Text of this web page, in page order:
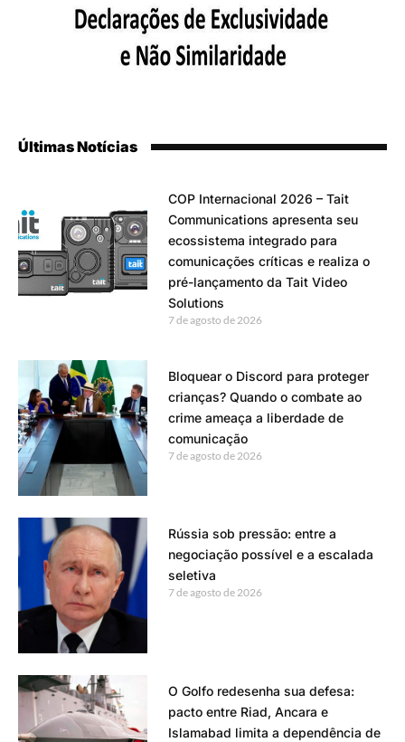
Últimas Notícias
COP Internacional 2026 – Tait
Communications apresenta seu
ecossistema integrado para
comunicações críticas e realiza o
pré-lançamento da Tait Video
Solutions
7 de agosto de 2026
Bloquear o Discord para proteger
crianças? Quando o combate ao
crime ameaça a liberdade de
comunicação
7 de agosto de 2026
Rússia sob pressão: entre a
negociação possível e a escalada
seletiva
7 de agosto de 2026
O Golfo redesenha sua defesa:
pacto entre Riad, Ancara e
Islamabad limita a dependência de